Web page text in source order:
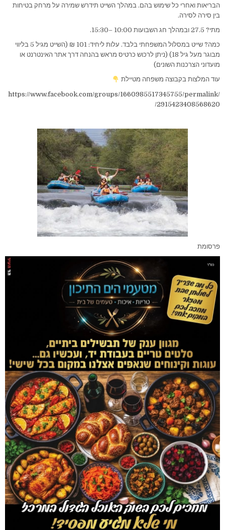
הבריאות ואחרי כל שימוש בהם. במהלך השייט תידרש שמירה על מרחק בטיחות
בין סירה לסירה.
מתי? 27.5 ובמהלך חג השבועות 10:00 –15:30.
כמה? שייט במסלול המשפחתי בלבד. עלות ליחיד: 101 ₪ (השייט מגיל 5 בליווי
מבוגר מעל גיל 18) (ניתן לרכוש כרטיס מראש בהנחה דרך אתר האינטרנט או
מועדוני הצרכנות השונים)
עוד המלצות בקבוצה משפחה מטיילת
https://www.facebook.com/groups/1660985517345755/permalink/
2915423408568620/
פרסומת